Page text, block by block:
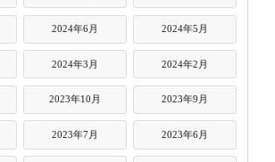
2024年6月 2024年5月
2024年3月 2024年2月
2023年10月 2023年9月
2023年7月 2023年6月